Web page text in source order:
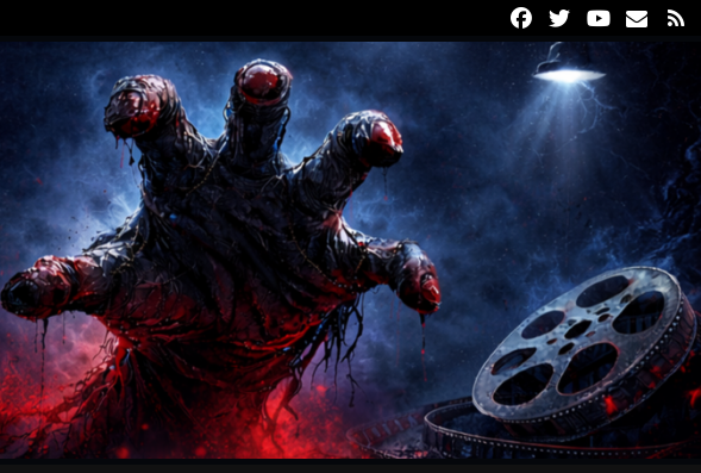
FacebookTwitterYoutube
Email